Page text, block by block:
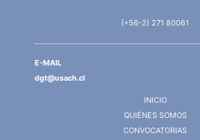
(+56-2) 271 80061
E-MAIL
dgt@usach.cl
INICIO
QUIÉNES SOMOS
CONVOCATORIAS